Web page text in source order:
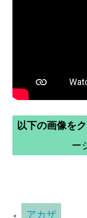
以下の画像を
ー
アカザ